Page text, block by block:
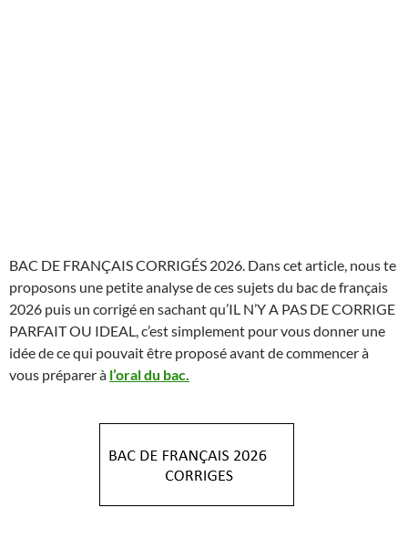
BAC DE FRANÇAIS CORRIGÉS 2026. Dans cet article, nous te
proposons une petite analyse de ces sujets du bac de français
2026 puis un corrigé en sachant qu’IL N’Y A PAS DE CORRIGE
PARFAIT OU IDEAL, c’est simplement pour vous donner une
idée de ce qui pouvait être proposé avant de commencer à
vous préparer à l’oral du bac.